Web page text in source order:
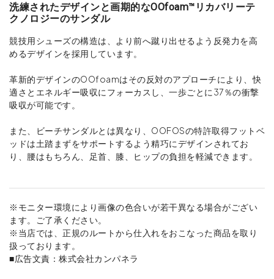
洗練されたデザインと画期的なOOfoam™リカバリーテ
クノロジーのサンダル
競技用シューズの構造は、より前へ蹴り出せるよう反発力を高
めるデザインを採用しています。
革新的デザインのOOfoamはその反対のアプローチにより、快
適さとエネルギー吸収にフォーカスし、一歩ごとに37％の衝撃
吸収が可能です。
また、ビーチサンダルとは異なり、OOFOSの特許取得フットベ
ッドは土踏まずをサポートするよう精巧にデザインされてお
り、腰はもちろん、足首、膝、ヒップの負担を軽減できます。
※モニター環境により画像の色合いが若干異なる場合がござい
ます。ご了承ください。
※当店では、正規のルートから仕入れをおこなった商品を取り
扱っております。
■広告文責：株式会社カンパネラ